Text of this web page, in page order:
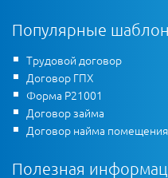
Популярные
Трудовой договор
Договор ГПХ
Форма Р21001
Договор займа
Договор найма помещения
Полезная